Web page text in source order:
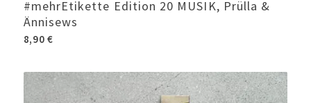
#mehrEtikette Edition 20 MUSIK, Prülla &
Ännisews
8,90 €